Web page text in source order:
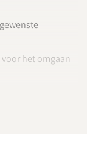
het omgaan